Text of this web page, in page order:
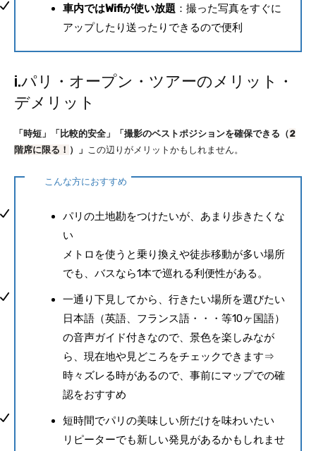
車内ではWifiが使い放題 ：撮った写真をすぐに
アップしたり送ったりできるので便利
i.パリ・オープン・ツアーのメリット・
デメリット
「時短」「比較的安全」「撮影のベストポジションを確保できる（2
階席に限る！ ）」 この辺りがメリットかもしれません。
こんな方におすすめ
パリの土地勘をつけたいが、あまり歩きたくな
い
メトロを使うと乗り換えや徒歩移動が多い場所
でも、バスなら1本で巡れる利便性がある。
一通り下見してから、行きたい場所を選びたい
日本語（英語、フランス語・・・等10ヶ国語）
の音声ガイド付きなので、景色を楽しみなが
ら、現在地や見どころをチェックできます⇒
時々ズレる時があるので、事前にマップでの確
認をおすすめ
短時間でパリの美味しい所だけを味わいたい
リピーターでも新しい発見があるかもしれませ